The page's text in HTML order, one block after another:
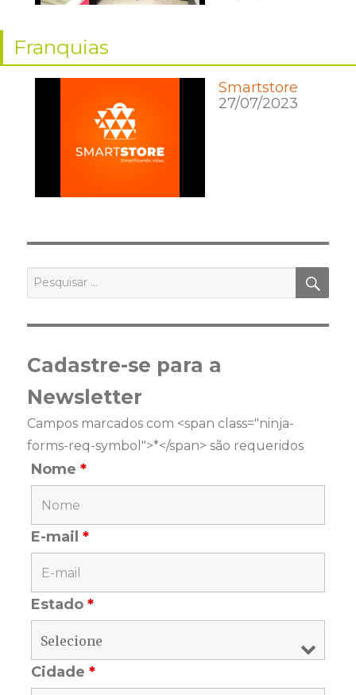
Franquias
Smartstore
27/07/2023
por:
Cadastre-se para a
Newsletter
Campos marcados com <span class="ninja-
forms-req-symbol">*</span> são requeridos
Nome*
E-mail*
Estado*
Cidade*